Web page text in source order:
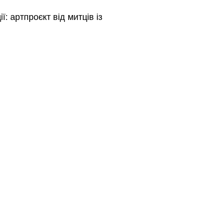
артпроєкт від митців із